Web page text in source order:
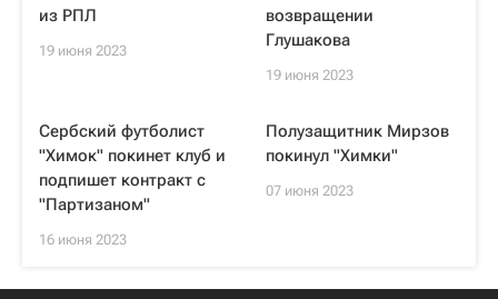
из РПЛ
19 июня 2023
возвращении
Глушакова
19 июня 2023
Сербский футболист
"Химок" покинет клуб и
подпишет контракт с
"Партизаном"
16 июня 2023
Полузащитник Мирзов
покинул "Химки"
07 июня 2023